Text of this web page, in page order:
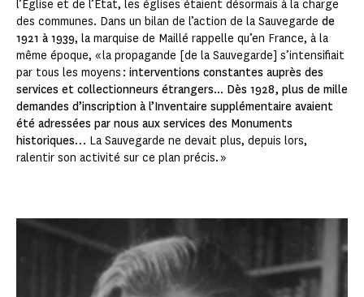
l’Église et de l’État, les églises étaient désormais à la charge
des communes. Dans un bilan de l’action de la Sauvegarde de
1921 à 1939, la marquise de Maillé rappelle qu’en France, à la
même époque, « la propagande [de la Sauvegarde] s’intensifiait
par tous les moyens : interventions constantes auprès des
services et collectionneurs étrangers... Dès 1928, plus de mille
demandes d’inscription à l’Inventaire supplémentaire avaient
été adressées par nous aux services des Monuments
historiques… La Sauvegarde ne devait plus, depuis lors,
ralentir son activité sur ce plan précis. »